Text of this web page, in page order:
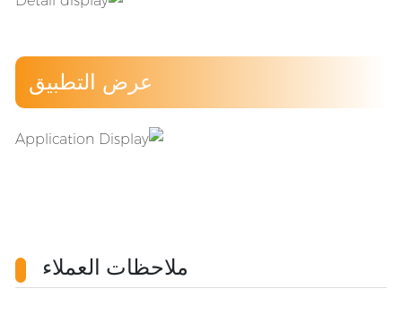
عرض التطبيق
ملاحظات العملاء